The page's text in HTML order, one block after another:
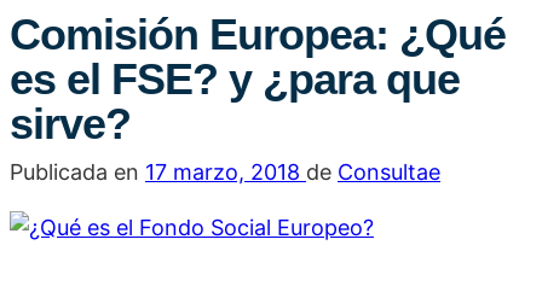
Comisión Europea: ¿Qué
es el FSE? y ¿para que
sirve?
Publicada en 17 marzo, 2018 de Consultae